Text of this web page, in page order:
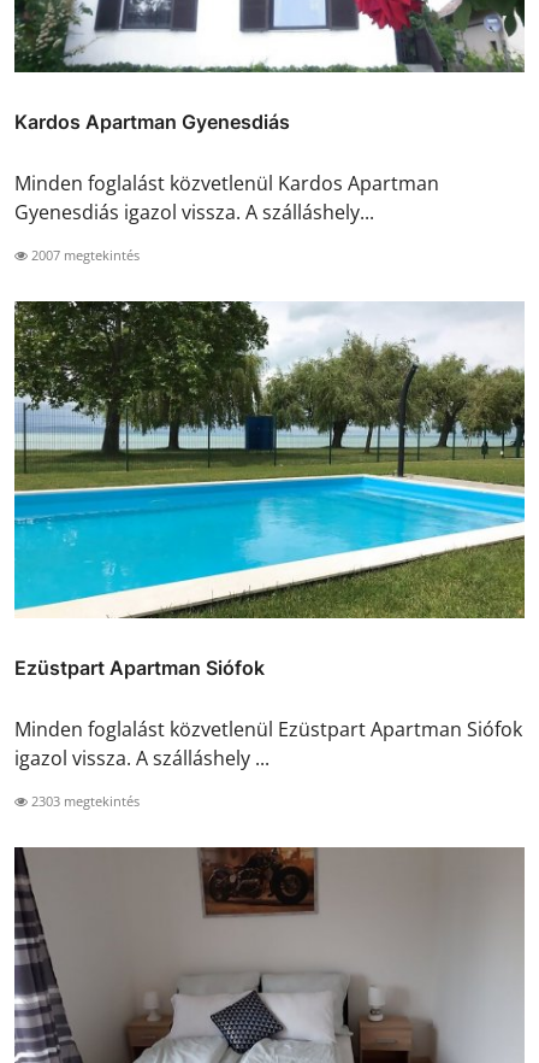
Kardos Apartman Gyenesdiás
Minden foglalást közvetlenül Kardos Apartman
Gyenesdiás igazol vissza. A szálláshely...
2007 megtekintés
Ezüstpart Apartman Siófok
Minden foglalást közvetlenül Ezüstpart Apartman Siófok
igazol vissza. A szálláshely ...
2303 megtekintés